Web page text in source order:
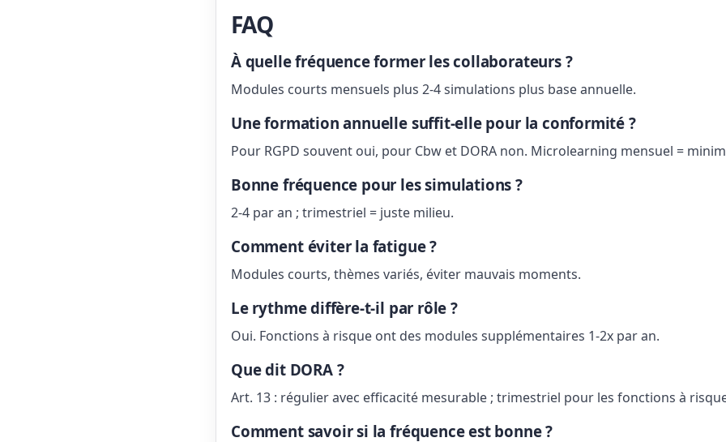
FAQ
À quelle fréquence former les collaborateurs ?
Modules courts mensuels plus 2-4 simulations plus base annuelle.
Une formation annuelle suffit-elle pour la conformité ?
Pour RGPD souvent oui, pour Cbw et DORA non. Microlearning mensuel =
Bonne fréquence pour les simulations ?
2-4 par an ; trimestriel = juste milieu.
Comment éviter la fatigue ?
Modules courts, thèmes variés, éviter mauvais moments.
Le rythme diffère-t-il par rôle ?
Oui. Fonctions à risque ont des modules supplémentaires 1-2x par an.
Que dit DORA ?
Art. 13 : régulier avec efficacité mesurable ; trimestriel pour les fonctions à
Comment savoir si la fréquence est bonne ?